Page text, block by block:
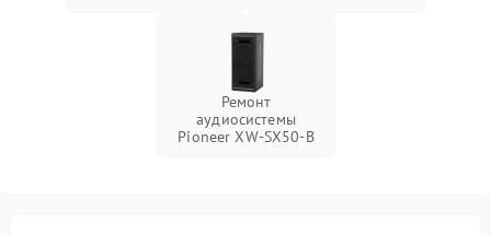
Ремонт
аудиосистемы
Pioneer XW-SX50-B